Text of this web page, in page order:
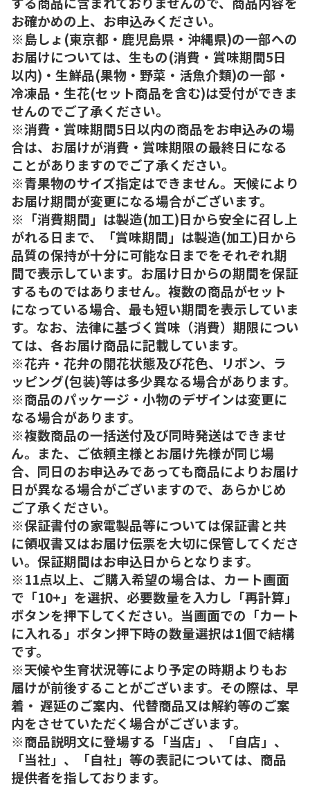
お確かめの上、お申込みください。
※島しょ(東京都・鹿児島県・沖縄県)の一部への
お届けについては、生もの(消費・賞味期間5日
以内)・生鮮品(果物・野菜・活魚介類)の一部・
冷凍品・生花(セット商品を含む)は受付ができま
せんのでご了承ください。
※消費・賞味期間5日以内の商品をお申込みの場
合は、お届けが消費・賞味期限の最終日になる
ことがありますのでご了承ください。
※青果物のサイズ指定はできません。天候により
お届け期間が変更になる場合がございます。
※「消費期間」は製造(加工)日から安全に召し上
がれる日まで、「賞味期間」は製造(加工)日から
品質の保持が十分に可能な日までをそれぞれ期
間で表示しています。お届け日からの期間を保証
するものではありません。複数の商品がセット
になっている場合、最も短い期間を表示していま
す。なお、法律に基づく賞味（消費）期限につい
ては、各お届け商品に記載しています。
※花卉・花弁の開花状態及び花色、リボン、ラ
ッピング(包装)等は多少異なる場合があります。
※商品のパッケージ・小物のデザインは変更に
なる場合があります。
※複数商品の一括送付及び同時発送はできませ
ん。また、ご依頼主様とお届け先様が同じ場
合、同日のお申込みであっても商品によりお届け
日が異なる場合がございますので、あらかじめ
ご了承ください。
※保証書付の家電製品等については保証書と共
に領収書又はお届け伝票を大切に保管してくださ
い。保証期間はお申込日からとなります。
※11点以上、ご購入希望の場合は、カート画面
で「10+」を選択、必要数量を入力し「再計算」
ボタンを押下してください。当画面での「カート
に入れる」ボタン押下時の数量選択は1個で結構
です。
※天候や生育状況等により予定の時期よりもお
届けが前後することがございます。その際は、早
着・ 遅延のご案内、代替商品又は解約等のご案
内をさせていただく場合がございます。
※商品説明文に登場する「当店」、「自店」、
「当社」、「自社」等の表記については、商品
提供者を指しております。